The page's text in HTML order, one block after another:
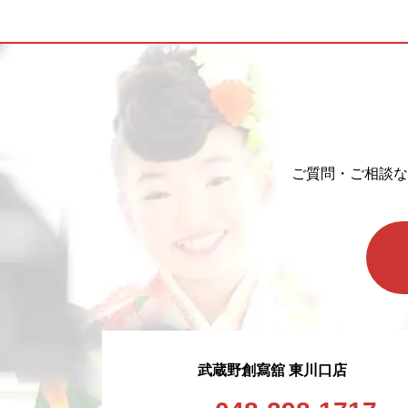
ご質問・ご相談
武蔵野創寫舘 東川口店